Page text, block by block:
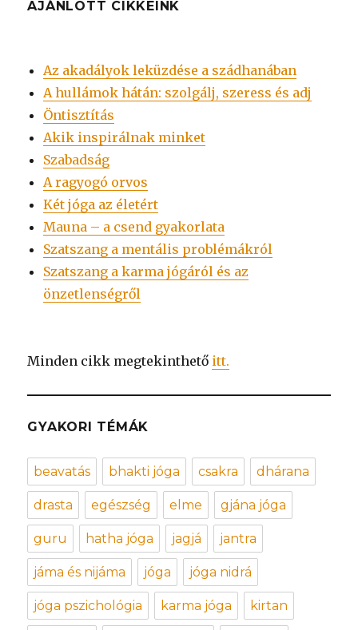
AJÁNLOTT CIKKEINK
Az akadályok leküzdése a szádhanában
A hullámok hátán: szolgálj, szeress és adj
Öntisztítás
Akik inspirálnak minket
Szabadság
A ragyogó orvos
Két jóga az életért
Mauna – a csend gyakorlata
Szatszang a mentális problémákról
Szatszang a karma jógáról és az
önzetlenségről
Minden cikk megtekinthető itt.
GYAKORI TÉMÁK
beavatás bhakti jóga csakra dhárana
drasta egészség elme gjána jóga
guru hatha jóga jagjá jantra
jáma és nijáma jóga jóga nidrá
jóga pszichológia karma jóga kirtan